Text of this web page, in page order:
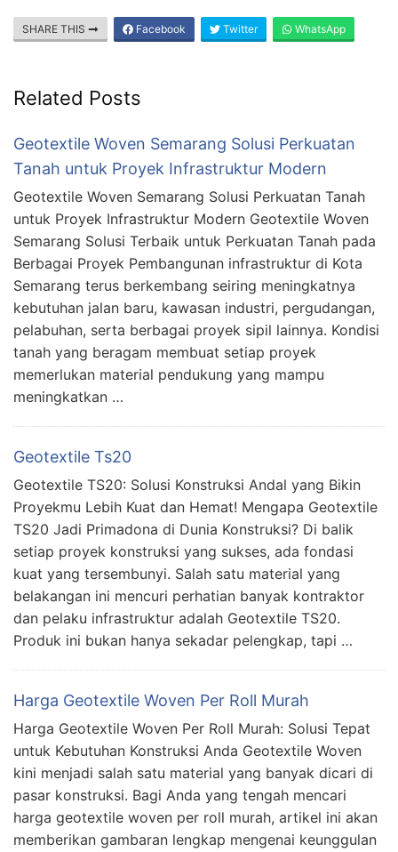
SHARE THIS Facebook Twitter WhatsApp
Related Posts
Geotextile Woven Semarang Solusi Perkuatan
Tanah untuk Proyek Infrastruktur Modern
Geotextile Woven Semarang Solusi Perkuatan Tanah
untuk Proyek Infrastruktur Modern Geotextile Woven
Semarang Solusi Terbaik untuk Perkuatan Tanah pada
Berbagai Proyek Pembangunan infrastruktur di Kota
Semarang terus berkembang seiring meningkatnya
kebutuhan jalan baru, kawasan industri, pergudangan,
pelabuhan, serta berbagai proyek sipil lainnya. Kondisi
tanah yang beragam membuat setiap proyek
memerlukan material pendukung yang mampu
meningkatkan …
Geotextile Ts20
Geotextile TS20: Solusi Konstruksi Andal yang Bikin
Proyekmu Lebih Kuat dan Hemat! Mengapa Geotextile
TS20 Jadi Primadona di Dunia Konstruksi? Di balik
setiap proyek konstruksi yang sukses, ada fondasi
kuat yang tersembunyi. Salah satu material yang
belakangan ini mencuri perhatian banyak kontraktor
dan pelaku infrastruktur adalah Geotextile TS20.
Produk ini bukan hanya sekadar pelengkap, tapi …
Harga Geotextile Woven Per Roll Murah
Harga Geotextile Woven Per Roll Murah: Solusi Tepat
untuk Kebutuhan Konstruksi Anda Geotextile Woven
kini menjadi salah satu material yang banyak dicari di
pasar konstruksi. Bagi Anda yang tengah mencari
harga geotextile woven per roll murah, artikel ini akan
memberikan gambaran lengkap mengenai keunggulan